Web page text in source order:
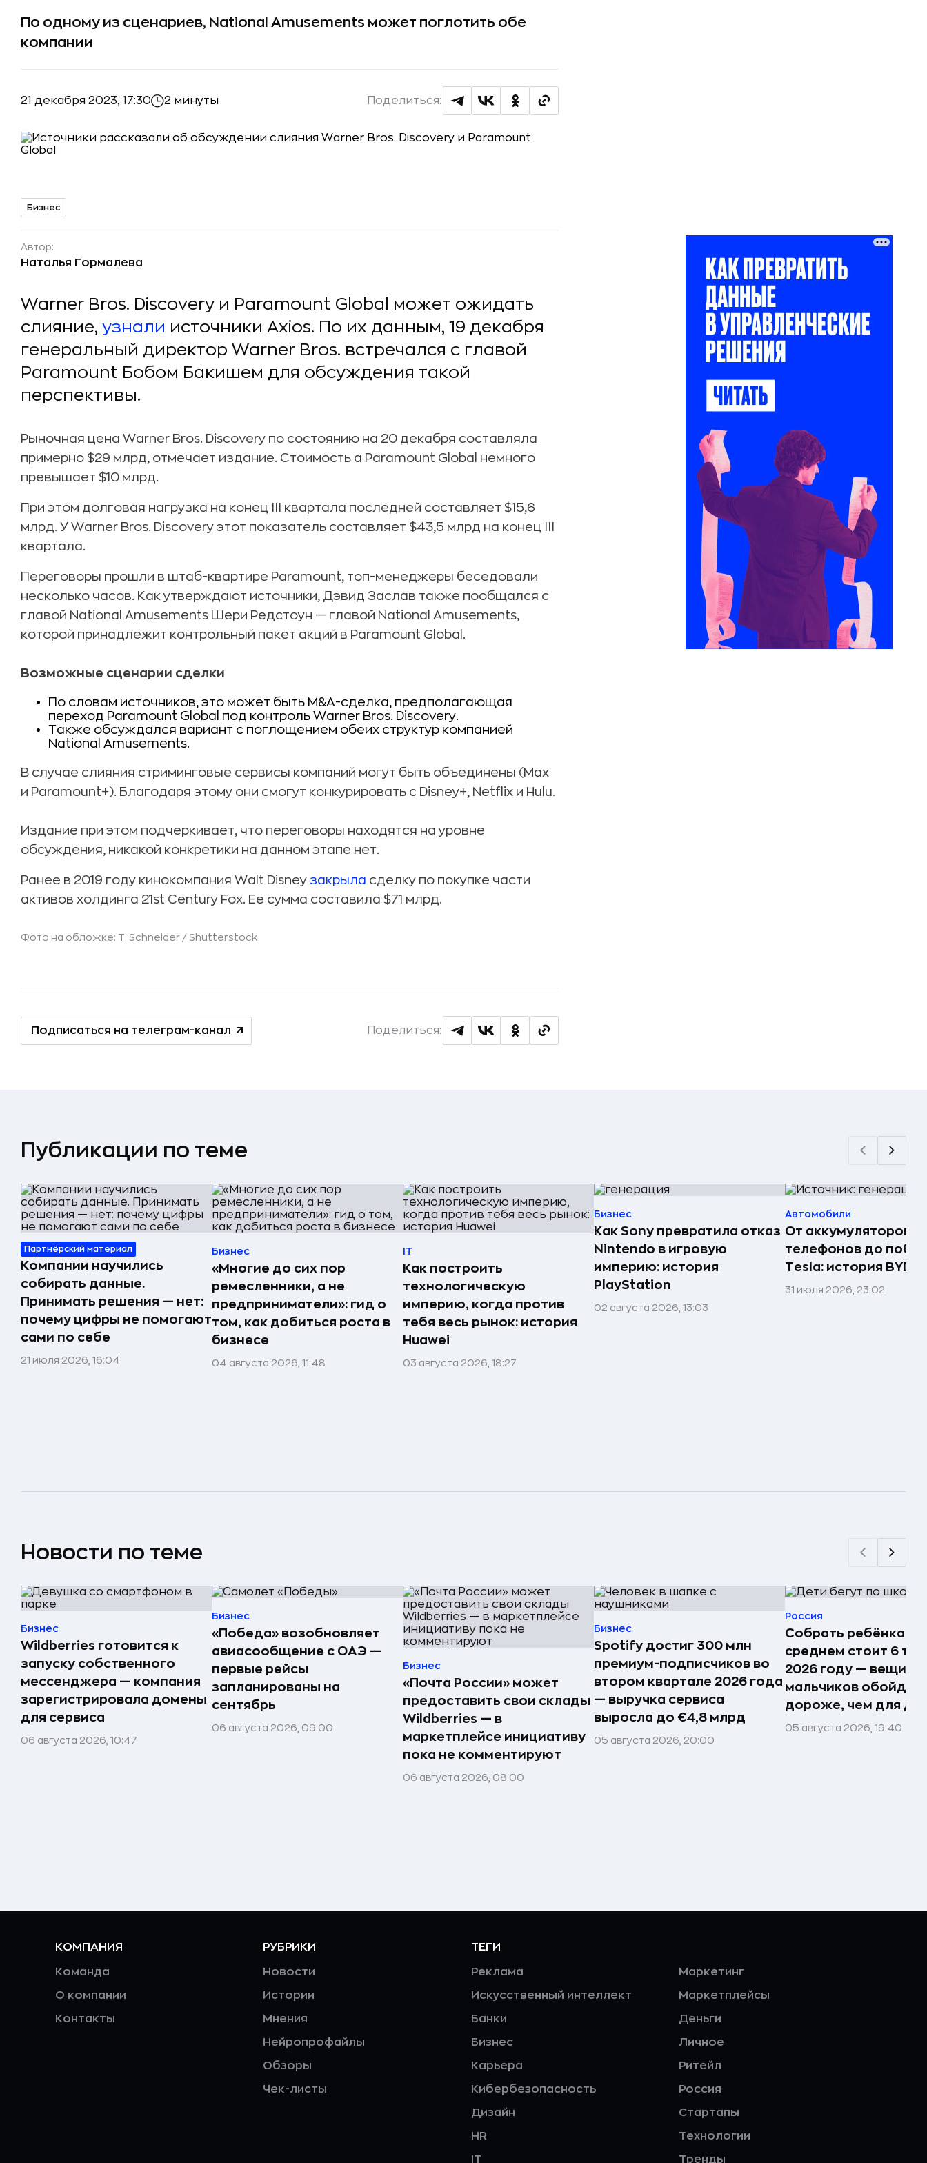
По одному из сценариев, National Amusements может поглотить обе
компании
21 декабря 2023, 17:30 2 минуты Поделиться:
Бизнес
Автор:
Наталья Гормалева
Warner Bros. Discovery и Paramount Global может ожидать
слияние, узнали источники Axios. По их данным, 19 декабря
генеральный директор Warner Bros. встречался с главой
Paramount Бобом Бакишем для обсуждения такой
перспективы.
Рыночная цена Warner Bros. Discovery по состоянию на 20 декабря составляла
примерно $29 млрд, отмечает издание. Стоимость а Paramount Global немного
превышает $10 млрд.
При этом долговая нагрузка на конец III квартала последней составляет $15,6
млрд. У Warner Bros. Discovery этот показатель составляет $43,5 млрд на конец III
квартала.
Переговоры прошли в штаб-квартире Paramount, топ-менеджеры беседовали
несколько часов. Как утверждают источники, Дэвид Заслав также пообщался с
главой National Amusements Шери Редстоун — главой National Amusements,
которой принадлежит контрольный пакет акций в Paramount Global.
Возможные сценарии сделки
По словам источников, это может быть M&A-сделка, предполагающая
переход Paramount Global под контроль Warner Bros. Discovery.
Также обсуждался вариант с поглощением обеих структур компанией
National Amusements.
В случае слияния стриминговые сервисы компаний могут быть объединены (Max
и Paramount+). Благодаря этому они смогут конкурировать с Disney+, Netflix и Hulu.
Издание при этом подчеркивает, что переговоры находятся на уровне
обсуждения, никакой конкретики на данном этапе нет.
Ранее в 2019 году кинокомпания Walt Disney закрыла сделку по покупке части
активов холдинга 21st Century Fox. Ее сумма составила $71 млрд.
Фото на обложке: T. Schneider / Shutterstock
Подписаться на телеграм-канал Поделиться:
Публикации по теме
Партнёрский материал
Компании научились
собирать данные.
Принимать решения — нет:
почему цифры не помогают
сами по себе
21 июля 2026, 16:04
Бизнес
«Многие до сих пор
ремесленники, а не
предприниматели»: гид о
том, как добиться роста в
бизнесе
04 августа 2026, 11:48
IT
Как построить
технологическую
империю, когда против
тебя весь рынок: история
Huawei
03 августа 2026, 18:27
Бизнес
Как Sony превратила отказ
Nintendo в игровую
империю: история
PlayStation
02 августа 2026, 13:03
Автомобили
От аккумуляторов
телефонов до
Tesla: история BYD
31 июля 2026, 23:02
Новости по теме
Бизнес
Wildberries готовится к
запуску собственного
мессенджера — компания
зарегистрировала домены
для сервиса
06 августа 2026, 10:47
Бизнес
«Победа» возобновляет
авиасообщение с ОАЭ —
первые рейсы
запланированы на
сентябрь
06 августа 2026, 09:00
Бизнес
«Почта России» может
предоставить свои склады
Wildberries — в
маркетплейсе инициативу
пока не комментируют
06 августа 2026, 08:00
Бизнес
Spotify достиг 300 млн
премиум-подписчиков во
втором квартале 2026 года
— выручка сервиса
выросла до €4,8 млрд
05 августа 2026, 20:00
Россия
Собрать ребёнка в
среднем стоит 6
2026 году — вещи
мальчиков
дороже, чем для
05 августа 2026, 19:40
КОМПАНИЯ
Команда
О компании
Контакты
РУБРИКИ
Новости
Истории
Мнения
Нейропрофайлы
Обзоры
Чек-листы
ТЕГИ
Реклама
Искусственный интеллект
Банки
Бизнес
Карьера
Кибербезопасность
Дизайн
HR
IT
Маркетинг
Маркетплейсы
Деньги
Личное
Ритейл
Россия
Стартапы
Технологии
Тренды